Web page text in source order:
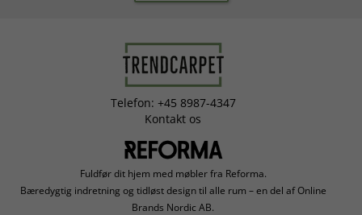
Telefon: +45 8987-4347
Kontakt os
Fuldfør dit hjem med møbler fra Reforma.
Bæredygtig indretning og tidløst design til alle rum – en del af Online
Brands Nordic AB.